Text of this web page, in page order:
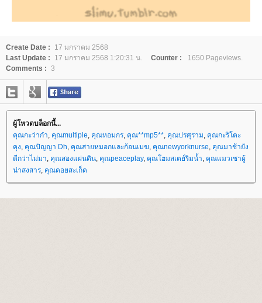
Create Date :
17 มกราคม 2568
Last Update :
17 มกราคม 2568 1:20:31 น. Counter :
1650 Pageviews.
Comments : 3
ผู้โหวตบล็อกนี้...
คุณกะว่าก๋า, คุณmultiple, คุณหอมกร, คุณ**mp5**, คุณปรศุราม, คุณกะริโตะ
คุง, คุณปัญญา Dh, คุณสายหมอกและก้อนเมฆ, คุณnewyorknurse, คุณมาช้ายัง
ดีกว่าไม่มา, คุณสองแผ่นดิน, คุณpeaceplay, คุณโฮมสเตย์ริมน้ำ, คุณแมวเซาผู้
น่าสงสาร, คุณดอยสะเก็ด